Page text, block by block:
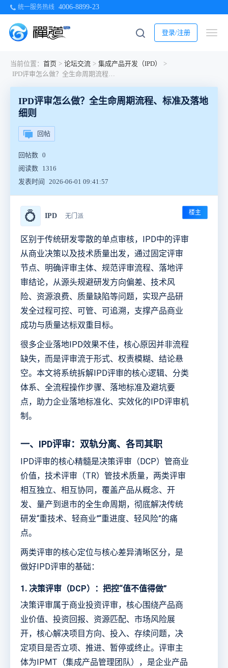
统一服务热线 4006-8899-23
登录/注册
当前位置： 首页 > 论坛交流 > 集成产品开发（IPD）
>
IPD评审怎么做？全生命周期流程、标准及落地细则
IPD评审怎么做？全生命周期流程、标准及落地
细则
回帖
回帖数 0
阅读数 1316
发表时间
2026-06-01 09:41:57
💍 IPD 无门派 楼主
区别于传统研发零散的单点审核，IPD中的评审
从商业决策以及技术质量出发，通过固定评审
节点、明确评审主体、规范评审流程、落地评
审结论，从源头规避研发方向偏差、技术风
险、资源浪费、质量缺陷等问题，实现产品研
发全过程可控、可管、可追溯，支撑产品商业
成功与质量达标双重目标。
很多企业落地IPD效果不佳，核心原因并非流程
缺失，而是评审流于形式、权责模糊、结论悬
空。本文将系统拆解IPD评审的核心逻辑、分类
体系、全流程操作步骤、落地标准及避坑要
点，助力企业落地标准化、实效化的IPD评审机
制。
一、IPD评审：双轨分离、各司其职
IPD评审的核心精髓是决策评审（DCP）管商业
价值，技术评审（TR）管技术质量，两类评审
相互独立、相互协同，覆盖产品从概念、开
发、量产到退市的全生命周期，彻底解决传统
研发“重技术、轻商业”“重进度、轻风险”的痛
点。
两类评审的核心定位与核心差异清晰区分，是
做好IPD评审的基础：
1. 决策评审（DCP）：把控“值不值得做”
决策评审属于商业投资评审，核心围绕产品商
业价值、投资回报、资源匹配、市场风险展
开，核心解决项目方向、投入、存续问题，决
定项目是否立项、推进、暂停或终止。评审主
体为IPMT（集成产品管理团队），是企业产品